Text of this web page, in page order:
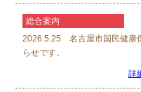
総合案内
2026.5.25 名古屋市国民健康
らせです。
詳